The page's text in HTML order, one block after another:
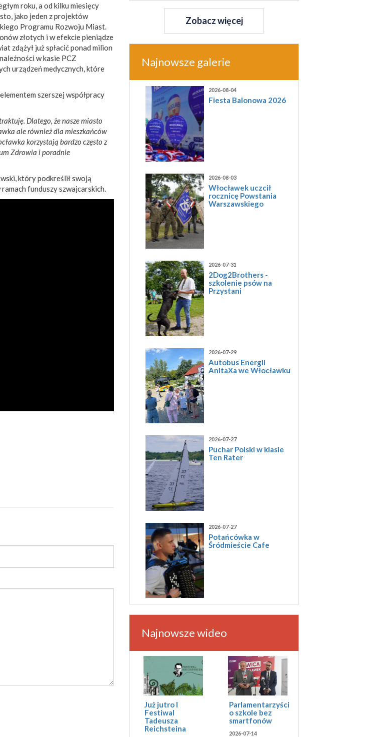
roku, a od kilku miesięcy
jako jeden z projektów
Programu Rozwoju Miast.
złotych i w efekcie pieniądze
zdążył już spłacić ponad milion
w kasie PCZ
urządzeń medycznych, które
szerszej współpracy
Dlatego, że nasze miasto
ale również dla mieszkańców
korzystają bardzo często z
Zdrowia i poradnie
który podkreślił swoją
funduszy szwajcarskich.
Zobacz więcej
Najnowsze galerie
2026-08-04
Fiesta Balonowa 2026
2026-08-03
Włocławek uczcił
rocznicę Powstania
Warszawskiego
2026-07-31
2Dog2Brothers -
szkolenie psów na
Przystani
2026-07-29
Autobus Energii
AnitaXa we Włocławku
2026-07-27
Puchar Polski w klasie
Ten Rater
2026-07-27
Potańcówka w
Śródmieście Cafe
Najnowsze wideo
Już jutro I
Festiwal
Tadeusza
Reichsteina
Parlamentarzyści
o szkole bez
smartfonów
2026-07-14